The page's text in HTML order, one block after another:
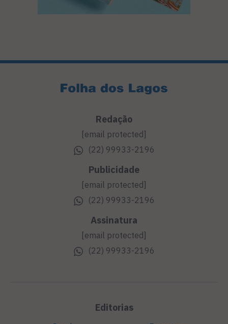
Redação
[email protected]
(22) 99933-2196
Publicidade
[email protected]
(22) 99933-2196
Assinatura
[email protected]
(22) 99933-2196
Editorias